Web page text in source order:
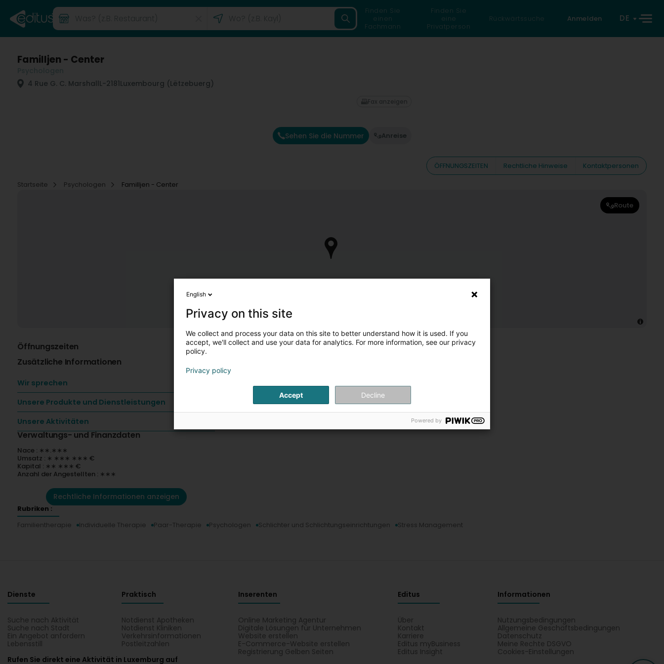
Finden Sie
einen
Fachmann
Finden Sie
eine
Privatperson
Rückwärtssuche Anmelden DE
Familljen - Center
4 Rue G. C. MarshallL-2181Luxembourg (Lëtzebuerg)
Sehen Sie die Nummer Anreise
Fax anzeigen
ÖFFNUNGSZEITEN Rechtliche Hinweise
Kontaktpersonen
Startseite
Psychologen Familljen - Center
Route
Öffnungszeiten
Zusätzliche Informationen
Wir sprechen
Unsere Produkte und Dienstleistungen
Unsere Aktivitäten
Verwaltungs- und Finanzdaten
Nace : ∗∗.∗∗∗
Umsatz : ∗ ∗∗∗ ∗∗∗ €
Kapital : ∗∗ ∗∗∗ €
Anzahl der Angestellten : ∗∗∗
Rechtliche Informationen anzeigen
Kontaktpersonen
Herr John Weber
Rubriken :
Familientherapie
Individuelle Therapie Paar-Therapie Psychologen Schlichter und Schlichtungseinrichtungen Stress Management
Dienste
Suche nach Aktivität
Suche nach Stadt
Ein Angebot anfordern
Lebensstill
Praktisch
Notdienst Apotheken
Notdienst Kliniken
Verkehrsinformationen
Postleitzahlen
Inserenten
Online Marketing Agentur
Digitale Lösungen für Unternehmen
Website erstellen
E-Commerce-Website erstellen
Registrierung Gelben Seiten
Editus
Über
Kontakt
Karriere
Editus myBusiness
Editus Insight
Informationen
Nutzungsbedingungen
Allgemeine Geschäftsbedingungen
Datenschutz
Meine Rechte DSGVO
Cookies-Einstellungen
Rufen Sie direkt eine Aktivität in Luxemburg auf
English
Privacy on this site
We collect and process your data on this site to better understand how it is used. If you
accept, we'll collect and use your data for analytics. For more information, see our privacy
policy.
Privacy policy
Accept Decline
Powered by